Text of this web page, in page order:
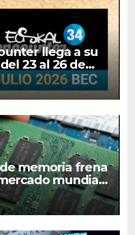
llega a su
23 al 26 de
memoria frena
mundial